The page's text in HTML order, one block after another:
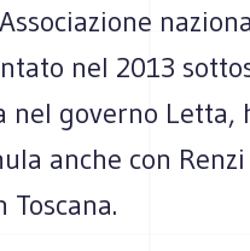
nel 2013
nel governo Letta,
anche con
Toscana.